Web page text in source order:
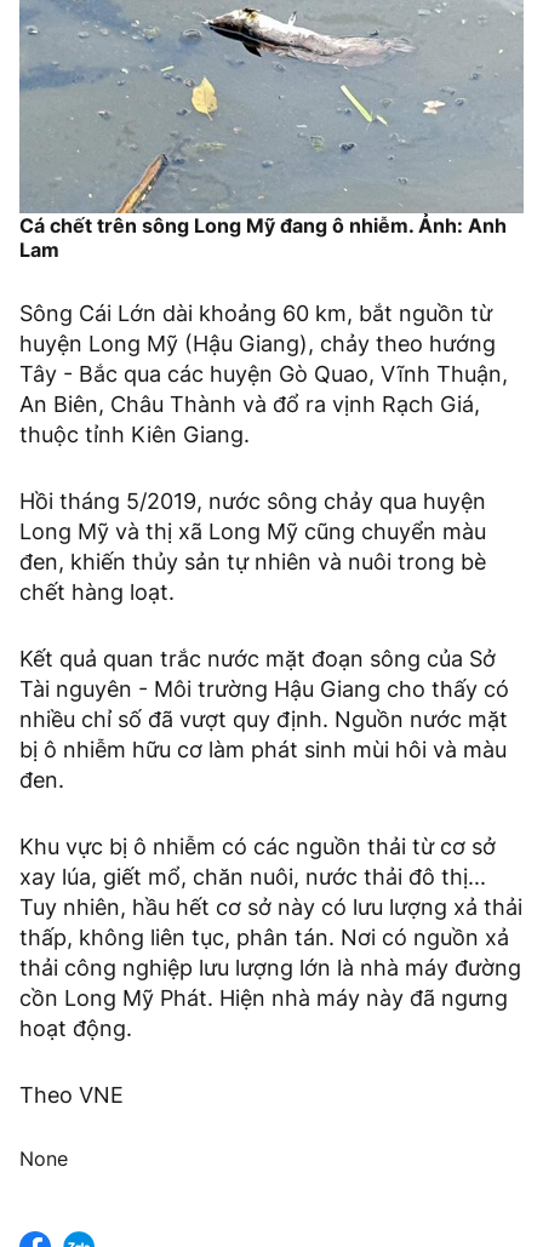
Cá chết trên sông Long Mỹ đang ô nhiễm. Ảnh: Anh
Lam
Sông Cái Lớn dài khoảng 60 km, bắt nguồn từ
huyện Long Mỹ (Hậu Giang), chảy theo hướng
Tây - Bắc qua các huyện Gò Quao, Vĩnh Thuận,
An Biên, Châu Thành và đổ ra vịnh Rạch Giá,
thuộc tỉnh Kiên Giang.
Hồi tháng 5/2019, nước sông chảy qua huyện
Long Mỹ và thị xã Long Mỹ cũng chuyển màu
đen, khiến thủy sản tự nhiên và nuôi trong bè
chết hàng loạt.
Kết quả quan trắc nước mặt đoạn sông của Sở
Tài nguyên - Môi trường Hậu Giang cho thấy có
nhiều chỉ số đã vượt quy định. Nguồn nước mặt
bị ô nhiễm hữu cơ làm phát sinh mùi hôi và màu
đen.
Khu vực bị ô nhiễm có các nguồn thải từ cơ sở
xay lúa, giết mổ, chăn nuôi, nước thải đô thị...
Tuy nhiên, hầu hết cơ sở này có lưu lượng xả thải
thấp, không liên tục, phân tán. Nơi có nguồn xả
thải công nghiệp lưu lượng lớn là nhà máy đường
cồn Long Mỹ Phát. Hiện nhà máy này đã ngưng
hoạt động.
Theo VNE
None